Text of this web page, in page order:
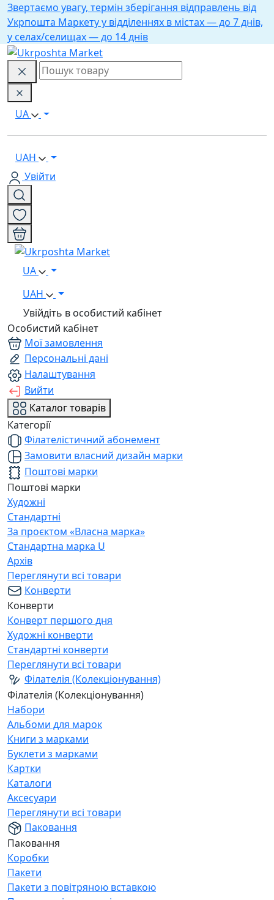
Звертаємо увагу, термін зберігання відправлень від
Укрпошта Маркету у відділеннях в містах — до 7 днів,
у селах/селищах — до 14 днів
UA
UAH
Увійти
UA
UAH
Увійдіть в особистий кабінет
Особистий кабінет
Мої замовлення
Персональні дані
Налаштування
Вийти
Каталог товарів
Категорії
Філателістичний абонемент
Замовити власний дизайн марки
Поштові марки
Поштові марки
Художні
Стандартні
За проєктом «Власна марка»
Стандартна марка U
Архів
Переглянути всі товари
Конверти
Конверти
Конверт першого дня
Художні конверти
Стандартні конверти
Переглянути всі товари
Філателія (Колекціонування)
Філателія (Колекціонування)
Набори
Альбоми для марок
Книги з марками
Буклети з марками
Картки
Каталоги
Аксесуари
Переглянути всі товари
Паковання
Паковання
Коробки
Пакети
Пакети з повітряною вставкою